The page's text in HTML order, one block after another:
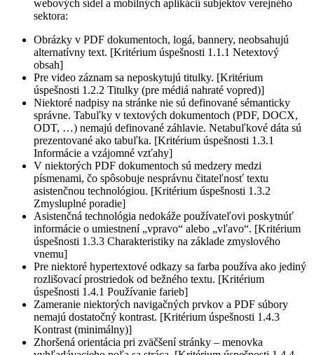
webových sídel a mobilných aplikácií subjektov verejného
sektora:
Obrázky v PDF dokumentoch, logá, bannery, neobsahujú
alternatívny text. [Kritérium úspešnosti 1.1.1 Netextový
obsah]
Pre video záznam sa neposkytujú titulky. [Kritérium
úspešnosti 1.2.2 Titulky (pre médiá nahraté vopred)]
Niektoré nadpisy na stránke nie sú definované sémanticky
správne. Tabuľky v textových dokumentoch (PDF, DOCX,
ODT, …) nemajú definované záhlavie. Netabuľkové dáta sú
prezentované ako tabuľka. [Kritérium úspešnosti 1.3.1
Informácie a vzájomné vzťahy]
V niektorých PDF dokumentoch sú medzery medzi
písmenami, čo spôsobuje nesprávnu čitateľnosť textu
asistenčnou technológiou. [Kritérium úspešnosti 1.3.2
Zmysluplné poradie]
Asistenčná technológia nedokáže používateľovi poskytnúť
informácie o umiestnení „vpravo“ alebo „vľavo“. [Kritérium
úspešnosti 1.3.3 Charakteristiky na základe zmyslového
vnemu]
Pre niektoré hypertextové odkazy sa farba používa ako jediný
rozlišovací prostriedok od bežného textu. [Kritérium
úspešnosti 1.4.1 Používanie farieb]
Zameranie niektorých navigačných prvkov a PDF súbory
nemajú dostatočný kontrast. [Kritérium úspešnosti 1.4.3
Kontrast (minimálny)]
Zhoršená orientácia pri zväčšení stránky – menovka